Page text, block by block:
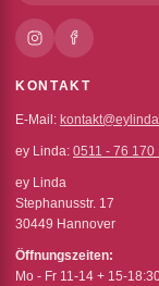
KONTAKT
E-Mail:
ey Linda: 0511 - 76 170
ey Linda
Stephanusstr. 17
30449 Hannover
Öffnungszeiten:
Mo - Fr 11-14 + 15-